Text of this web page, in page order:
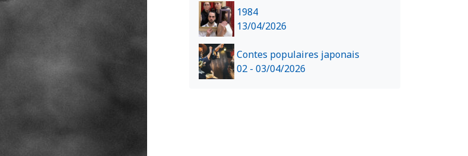
1984
13/04/2026
Contes populaires japonais
02 - 03/04/2026